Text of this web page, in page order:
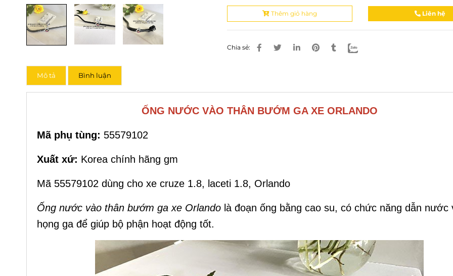
Thêm giỏ hàng Liên hệ
Chia sẻ:
Mô tả Bình luận
ỐNG NƯỚC VÀO THÂN BƯỚM GA XE ORLANDO
Mã phụ tùng: 55579102
Xuất xứ: Korea chính hãng gm
Mã 55579102 dùng cho xe cruze 1.8, laceti 1.8, Orlando
Ống nước vào thân bướm ga xe Orlando là đoạn ống bằng cao su, có chức năng dẫn nước
họng ga để giúp bộ phận hoạt động tốt.